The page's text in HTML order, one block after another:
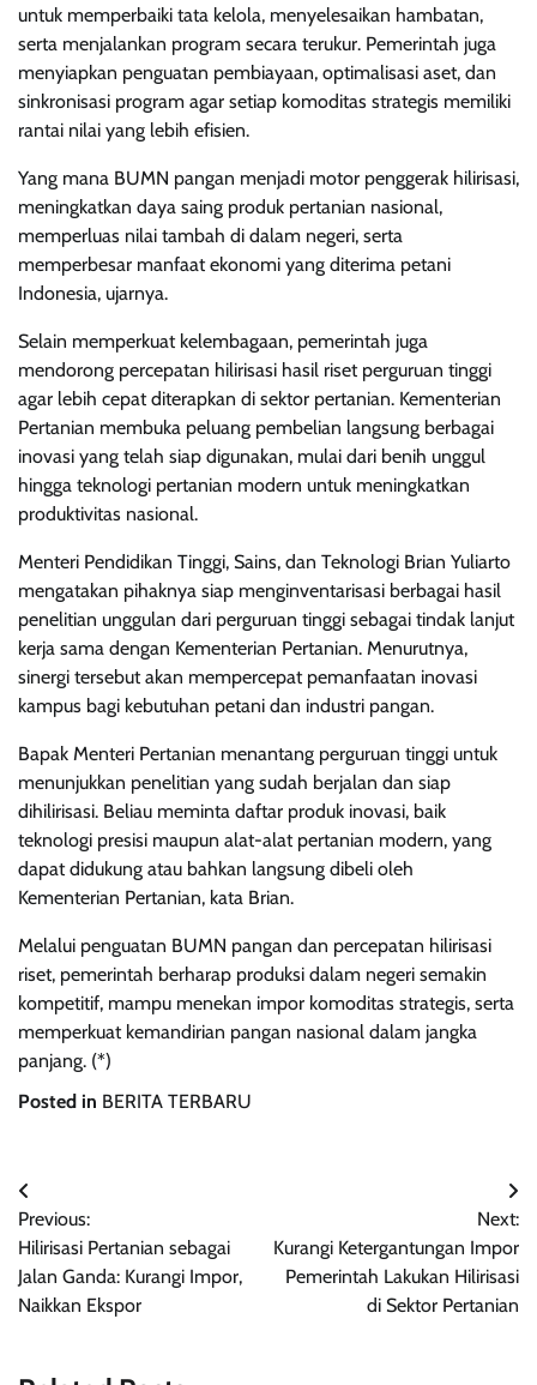
untuk memperbaiki tata kelola, menyelesaikan hambatan,
serta menjalankan program secara terukur. Pemerintah juga
menyiapkan penguatan pembiayaan, optimalisasi aset, dan
sinkronisasi program agar setiap komoditas strategis memiliki
rantai nilai yang lebih efisien.
Yang mana BUMN pangan menjadi motor penggerak hilirisasi,
meningkatkan daya saing produk pertanian nasional,
memperluas nilai tambah di dalam negeri, serta
memperbesar manfaat ekonomi yang diterima petani
Indonesia, ujarnya.
Selain memperkuat kelembagaan, pemerintah juga
mendorong percepatan hilirisasi hasil riset perguruan tinggi
agar lebih cepat diterapkan di sektor pertanian. Kementerian
Pertanian membuka peluang pembelian langsung berbagai
inovasi yang telah siap digunakan, mulai dari benih unggul
hingga teknologi pertanian modern untuk meningkatkan
produktivitas nasional.
Menteri Pendidikan Tinggi, Sains, dan Teknologi Brian Yuliarto
mengatakan pihaknya siap menginventarisasi berbagai hasil
penelitian unggulan dari perguruan tinggi sebagai tindak lanjut
kerja sama dengan Kementerian Pertanian. Menurutnya,
sinergi tersebut akan mempercepat pemanfaatan inovasi
kampus bagi kebutuhan petani dan industri pangan.
Bapak Menteri Pertanian menantang perguruan tinggi untuk
menunjukkan penelitian yang sudah berjalan dan siap
dihilirisasi. Beliau meminta daftar produk inovasi, baik
teknologi presisi maupun alat-alat pertanian modern, yang
dapat didukung atau bahkan langsung dibeli oleh
Kementerian Pertanian, kata Brian.
Melalui penguatan BUMN pangan dan percepatan hilirisasi
riset, pemerintah berharap produksi dalam negeri semakin
kompetitif, mampu menekan impor komoditas strategis, serta
memperkuat kemandirian pangan nasional dalam jangka
panjang. (*)
Posted in BERITA TERBARU
Navigasi
pos
Previous:
Hilirisasi Pertanian sebagai
Jalan Ganda: Kurangi Impor,
Naikkan Ekspor
Next:
Kurangi Ketergantungan Impor
Pemerintah Lakukan Hilirisasi
di Sektor Pertanian